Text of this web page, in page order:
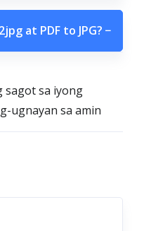
at PDF to JPG? −
sagot sa iyong
ugnayan sa amin